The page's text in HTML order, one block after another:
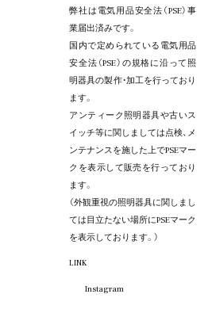
弊社は電気用品安全法（PSE）事
業届出済みです。
国内で定められている電気用品
安全法（PSE）の規格に沿って照
明器具の製作・加工を行っており
ます。
アンティーク照明器具や古いス
イッチ等に関しましては点検、メ
ンテナンスを施した上でPSEマー
クを表示して販売を行っており
ます。
（外観重視の照明器具に関しまし
ては目立たない場所にPSEマーク
を表示しております。）
LINK
Instagram